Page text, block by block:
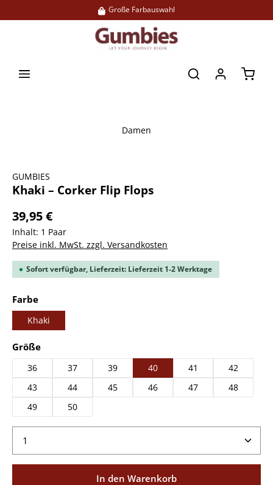
Große Farbauswahl
Damen
GUMBIES
Khaki – Corker Flip Flops
39,95 €
Inhalt: 1 Paar
Preise inkl. MwSt. zzgl. Versandkosten
Sofort verfügbar, Lieferzeit: Lieferzeit 1-2 Werktage
Farbeauswählen
Khaki
Größeauswählen
36 37 39 40 41
42
43
44 45 46 47
48
49
50
Produkt Anzahl: Gib den gewünschten Wert ein
In den Warenkorb